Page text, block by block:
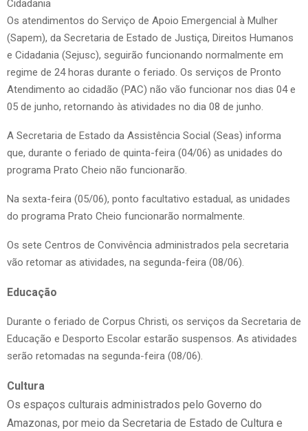
Cidadania
Os atendimentos do Serviço de Apoio Emergencial à Mulher
(Sapem), da Secretaria de Estado de Justiça, Direitos Humanos
e Cidadania (Sejusc), seguirão funcionando normalmente em
regime de 24 horas durante o feriado. Os serviços de Pronto
Atendimento ao cidadão (PAC) não vão funcionar nos dias 04 e
05 de junho, retornando às atividades no dia 08 de junho.
A Secretaria de Estado da Assistência Social (Seas) informa
que, durante o feriado de quinta-feira (04/06) as unidades do
programa Prato Cheio não funcionarão.
Na sexta-feira (05/06), ponto facultativo estadual, as unidades
do programa Prato Cheio funcionarão normalmente.
Os sete Centros de Convivência administrados pela secretaria
vão retomar as atividades, na segunda-feira (08/06).
Educação
Durante o feriado de Corpus Christi, os serviços da Secretaria de
Educação e Desporto Escolar estarão suspensos. As atividades
serão retomadas na segunda-feira (08/06).
Cultura
Os espaços culturais administrados pelo Governo do
Amazonas, por meio da Secretaria de Estado de Cultura e